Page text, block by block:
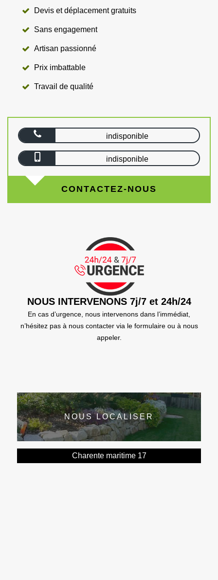
Devis et déplacement gratuits
Sans engagement
Artisan passionné
Prix imbattable
Travail de qualité
indisponible
indisponible
CONTACTEZ-NOUS
NOUS INTERVENONS 7j/7 et 24h/24
En cas d’urgence, nous intervenons dans l’immédiat,
n’hésitez pas à nous contacter via le formulaire ou à nous
appeler.
NOUS LOCALISER
Charente maritime 17